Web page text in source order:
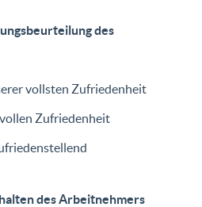
des
vollsten Zufriedenheit
Zufriedenheit
des Arbeitnehmers